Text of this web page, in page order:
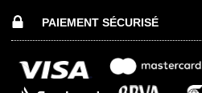
PAIEMENT SÉCURISÉ